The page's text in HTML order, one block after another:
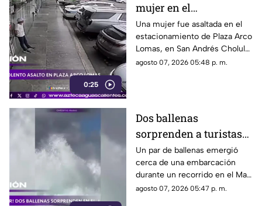
0:25
mujer en el
estacionamiento de
Plaza Arco Lomas
Una mujer fue asaltada en el
estacionamiento de Plaza Arco
Lomas, en San Andrés Cholula.
El ataque quedó registrado por
agosto 07, 2026 05:48 p. m.
Dos ballenas
sorprenden a turistas
durante avistamiento
en el Mar de Cortés
Un par de ballenas emergió
cerca de una embarcación
durante un recorrido en el Mar
de Cortés. El avistamiento fue
agosto 07, 2026 05:47 p. m.